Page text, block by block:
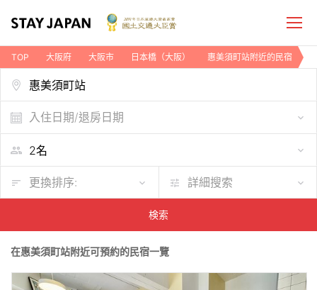
TOP 大阪府 大阪市 日本橋（大阪） 惠美須町站附近的民宿
入住日期/退房日期
更換排序: 詳細搜索
検索
在惠美須町站附近可預約的民宿一覽